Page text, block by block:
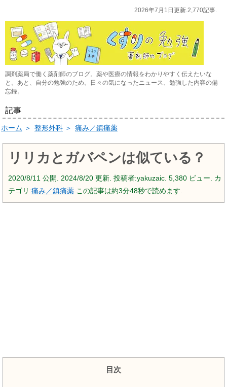
2026年7月1日更新.2,770記事.
調剤薬局で働く薬剤師のブログ。薬や医療の情報をわかりやすく伝えたいな
と。あと、自分の勉強のため。日々の気になったニュース、勉強した内容の備
忘録。
記事
ホーム ＞ 整形外科 ＞ 痛み／鎮痛薬
リリカとガバペンは似ている？
2020/8/11 公開. 2024/8/20 更新. 投稿者:yakuzaic. 5,380 ビュー. カ
テゴリ:痛み／鎮痛薬 .この記事は約3分48秒で読めます.
目次